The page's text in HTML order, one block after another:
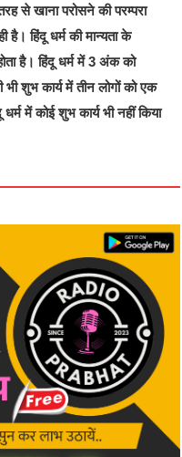
से खाना परोसने की परम्परा
हिंदू धर्म की मान्यता के
है। हिंदू धर्म में 3 अंक को
शुभ कार्य में तीन लोगों को एक
में कोई शुभ कार्य भी नहीं किया